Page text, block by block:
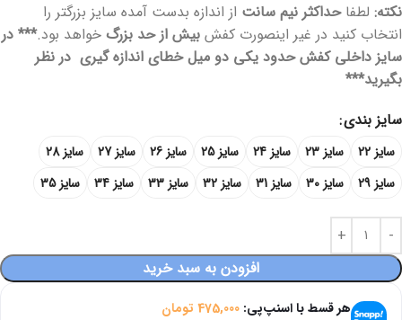
نکته: لطفاحداکثر نیم سانت از اندازه بدست آمده سایز بزرگتر را
انتخاب کنید در غیر اینصورت کفش بیش از حد بزرگ خواهد بود.*** در
سایز داخلی کفش حدود یکی دو میل خطای اندازه گیری در نظر
بگیرید***
سایز بندی
سایز 22 سایز 23 سایز 24 سایز 25 سایز 26 سایز 27
سایز 28
سایز 29
سایز 30 سایز 31 سایز 32 سایز 33 سایز 34 سایز 35
افزودن به سبد خرید
هر قسط با اسنپ‌پی: 475,000 تومان